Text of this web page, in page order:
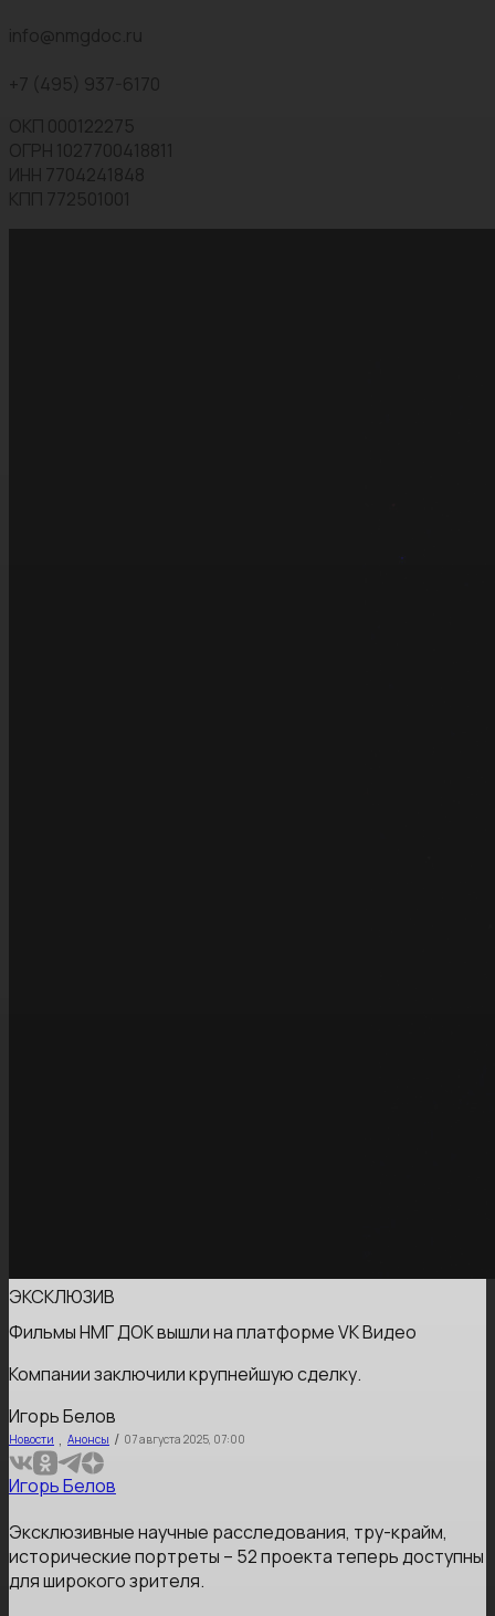
info@nmgdoc.ru
+7 (495) 937-6170
ОКП 000122275
ОГРН 1027700418811
ИНН 7704241848
КПП 772501001
ЭКСКЛЮЗИВ
Фильмы НМГ ДОК вышли на платформе VK Видео
Компании заключили крупнейшую сделку.
Игорь Белов
Новости , Анонсы / 07 августа 2025, 07:00
Игорь Белов
Эксклюзивные научные расследования, тру-крайм,
исторические портреты – 52 проекта теперь доступны
для широкого зрителя.